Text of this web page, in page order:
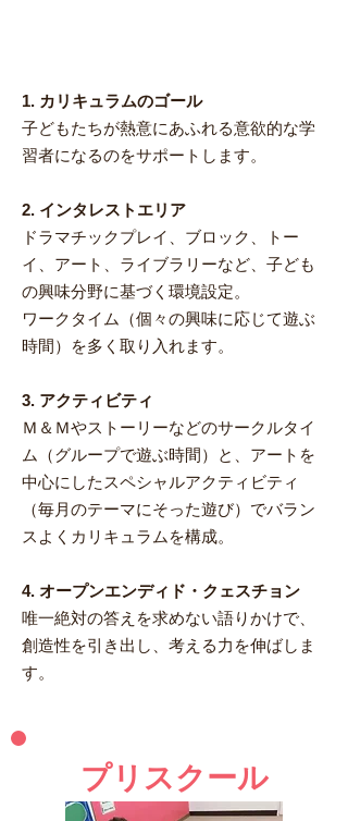
1. カリキュラムのゴール
子どもたちが熱意にあふれる意欲的な学
習者になるのをサポートします。
2. インタレストエリア
ドラマチックプレイ、ブロック、トー
イ、アート、ライブラリーなど、子ども
の興味分野に基づく環境設定。
ワークタイム（個々の興味に応じて遊ぶ
時間）を多く取り入れます。
3. アクティビティ
Ｍ＆Ｍやストーリーなどのサークルタイ
ム（グループで遊ぶ時間）と、アートを
中心にしたスペシャルアクティビティ
（毎月のテーマにそった遊び）でバラン
スよくカリキュラムを構成。
4. オープンエンディド・クェスチョン
唯一絶対の答えを求めない語りかけで、
創造性を引き出し、考える力を伸ばしま
す。
プリスクール